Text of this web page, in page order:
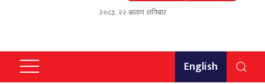
२०८३, २२ श्रावण शनिबार
English